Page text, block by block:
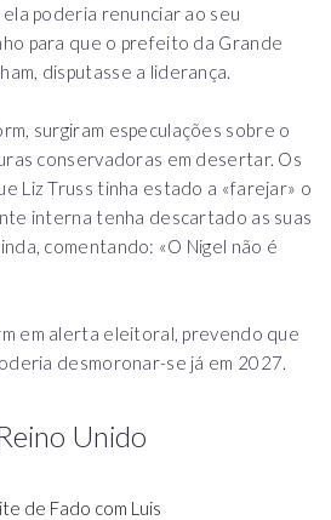
poderia renunciar ao seu
para que o prefeito da Grande
disputasse a liderança.
surgiram especulações sobre o
conservadoras em desertar. Os
Liz Truss tinha estado a «farejar» o
interna tenha descartado as suas
comentando: «O Nigel não é
em alerta eleitoral, prevendo que
desmoronar-se já em 2027.
Unido
de Fado com Luis